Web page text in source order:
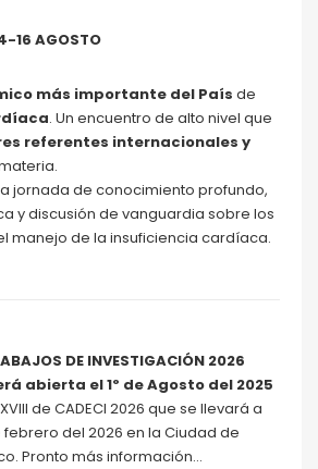
16 AGOSTO
más importante del País de
. Un encuentro de alto nivel que
referentes internacionales y
jornada de conocimiento profundo,
y discusión de vanguardia sobre los
manejo de la insuficiencia cardíaca.
DE INVESTIGACIÓN 2026
abierta el 1º de Agosto del 2025
de CADECI 2026 que se llevará a
febrero del 2026 en la Ciudad de
Pronto más información…